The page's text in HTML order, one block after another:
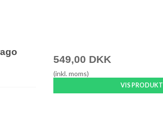
549,00 DKK
(inkl. moms)
VIS PRODUKT